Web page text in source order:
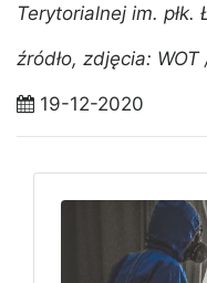
Terytorialnej im. płk.
źródło, zdjęcia: WOT
19-12-2020